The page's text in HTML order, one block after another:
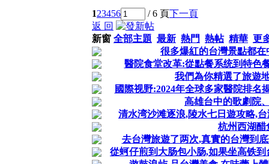
123456 / 6 頁下一頁
返 回
新窗 全部主題 最新 熱門 熱帖 精華 更
很多爆紅的台灣景點都
醫院食堂改革:從點餐系统到特色
我們為你精選了旅遊
國際视野:2024年全球多家醫院排名
高雄台中的歌劇院
清水湾沙滩逐浪,陵水七日遊攻略,
杭州西湖醋
去台灣旅遊了两次,真實的台灣到
從蚵仔煎到大肠包小肠,如果坐高铁